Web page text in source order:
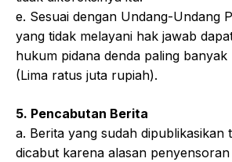
e. Sesuai dengan Undang-Undang
yang tidak melayani hak jawab
hukum pidana denda paling
(Lima ratus juta rupiah).
5. Pencabutan Berita
a. Berita yang sudah dipublikasikan
dicabut karena alasan